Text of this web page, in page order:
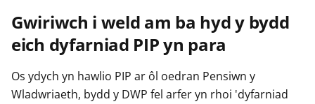
Gwiriwch i weld am ba hyd y bydd
eich dyfarniad PIP yn para
Os ydych yn hawlio PIP ar ôl oedran Pensiwn y
Wladwriaeth, bydd y DWP fel arfer yn rhoi 'dyfarniad